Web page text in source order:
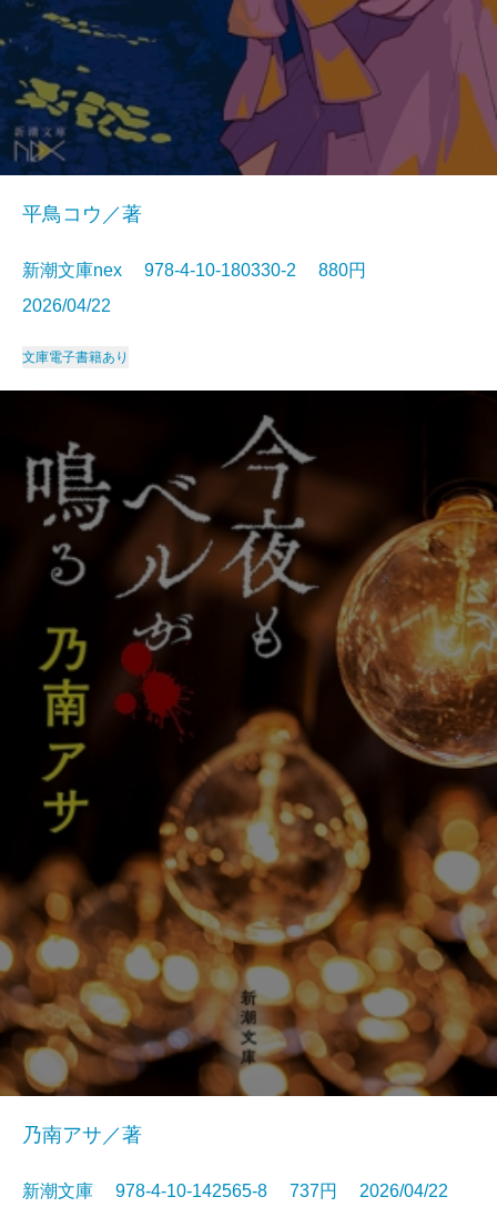
平鳥コウ／著
新潮文庫nex 978-4-10-180330-2 880円
2026/04/22
文庫電子書籍あり
乃南アサ／著
新潮文庫 978-4-10-142565-8 737円 2026/04/22